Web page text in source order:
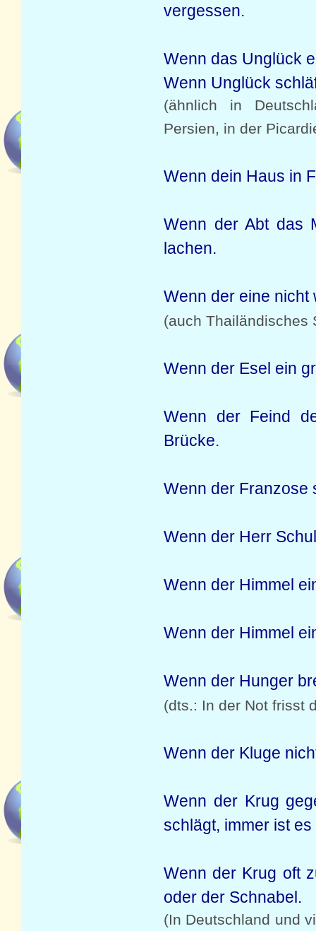
vergessen.
Wenn das Unglück
Wenn Unglück
(ähnlich in
Persien, in der
Wenn dein Haus in
Wenn der Abt das
lachen.
Wenn der eine nicht
(auch Thailändisches
Wenn der Esel ein
Wenn der Feind
Brücke.
Wenn der Franzose
Wenn der Herr
Wenn der Himmel
Wenn der Himmel
Wenn der Hunger
(dts.: In der Not frisst
Wenn der Kluge
Wenn der Krug
schlägt, immer ist
Wenn der Krug oft
oder der Schnabel.
(In Deutschland und